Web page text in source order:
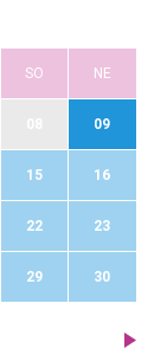
SO NE
09
15 16
22 23
29 30